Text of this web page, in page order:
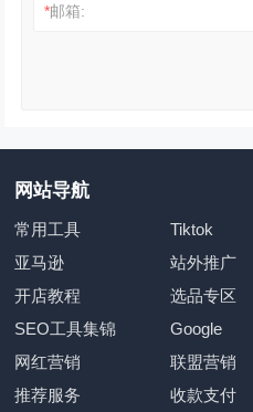
*邮箱:
网站导航
常用工具 Tiktok
亚马逊
站外推广
开店教程
选品专区
SEO工具集锦
Google
网红营销
联盟营销
推荐服务
收款支付